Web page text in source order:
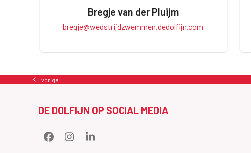
Bregje van der Pluijm
bregje@wedstrijdzwemmen.dedolfijn.com
previous
vorige
DE DOLFIJN OP SOCIAL MEDIA
Facebook
InstagramLinkedIn